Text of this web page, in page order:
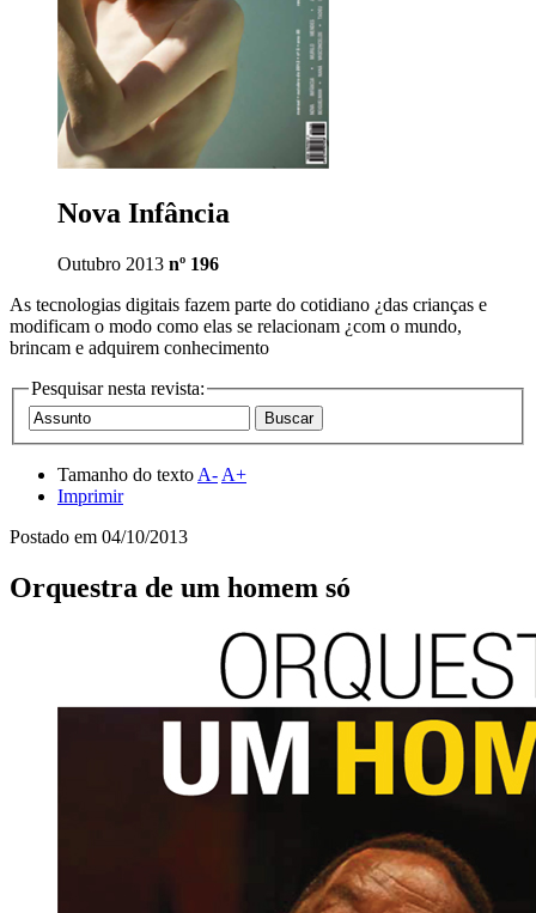
Nova Infância
Outubro 2013 nº 196
As tecnologias digitais fazem parte do cotidiano ¿das crianças e
modificam o modo como elas se relacionam ¿com o mundo,
brincam e adquirem conhecimento
Pesquisar nesta revista:
Tamanho do texto A- A+
Imprimir
Postado em 04/10/2013
Orquestra de um homem só